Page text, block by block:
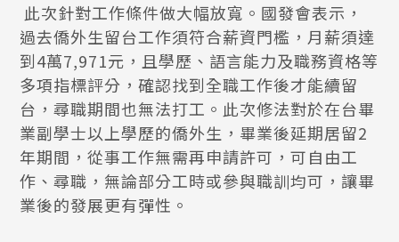
此次針對工作條件做大幅放寬。國發會表示，
過去僑外生留台工作須符合薪資門檻，月薪須達
到4萬7,971元，且學歷、語言能力及職務資格等
多項指標評分，確認找到全職工作後才能續留
台，尋職期間也無法打工。此次修法對於在台畢
業副學士以上學歷的僑外生，畢業後延期居留2
年期間，從事工作無需再申請許可，可自由工
作、尋職，無論部分工時或參與職訓均可，讓畢
業後的發展更有彈性。